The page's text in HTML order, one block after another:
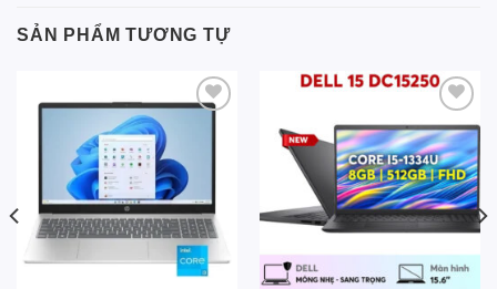
SẢN PHẨM TƯƠNG TỰ
Add to
wishlist